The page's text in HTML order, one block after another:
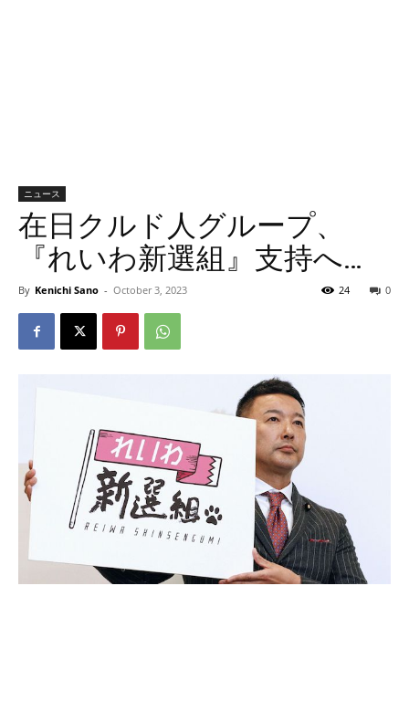
ニュース
在日クルド人グループ、
『れいわ新選組』支持へ…
By Kenichi Sano - October 3, 2023 0
24